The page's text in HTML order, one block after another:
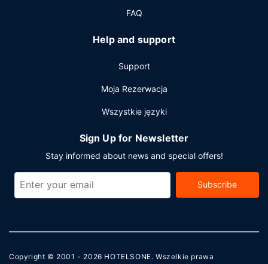
konferencyjne i sala konferencyjna. Udogodnienia na
FAQ
Help and support
Support
Moja Rezerwacja
Wszystkie języki
Sign Up for Newsletter
Stay informed about news and special offers!
Subscribe
Copyright © 2001 - 2026 HOTELSONE. Wszelkie prawa